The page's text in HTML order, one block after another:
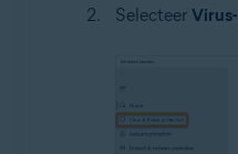
Selecteer